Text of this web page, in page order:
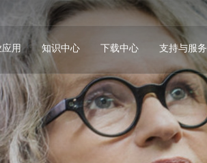
用 知识中心 下载中心 支持与服务